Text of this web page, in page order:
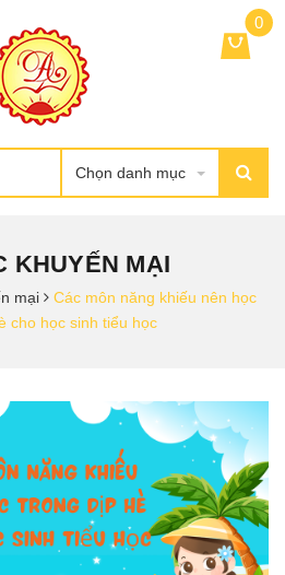
Chọn danh mục
0
KHUYẾN MẠI
mại
Các môn năng khiếu nên học
cho học sinh tiểu học